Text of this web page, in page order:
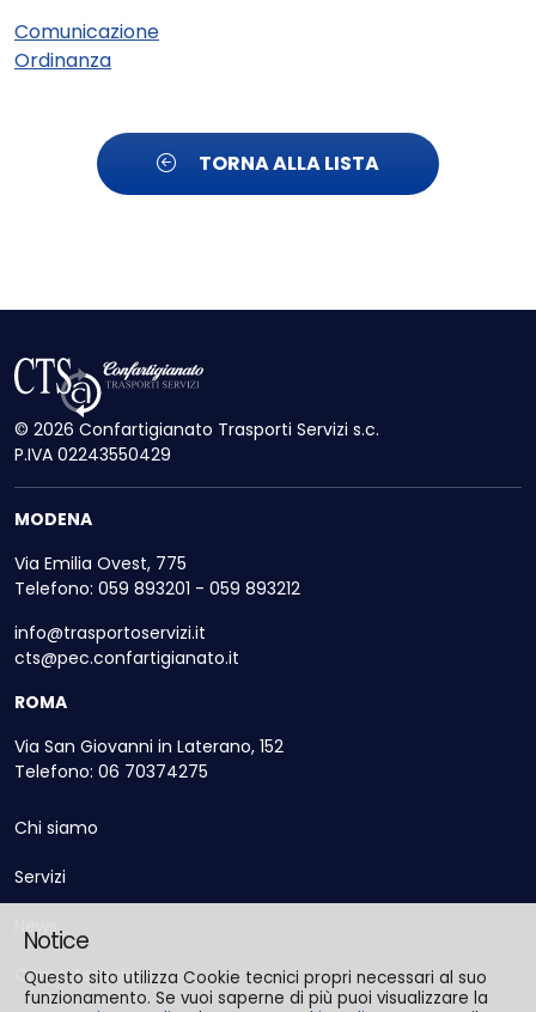
Comunicazione
Ordinanza
TORNA ALLA LISTA
© 2026 Confartigianato Trasporti Servizi s.c.
P.IVA 02243550429
MODENA
Via Emilia Ovest, 775
Telefono: 059 893201 - 059 893212
info@trasportoservizi.it
cts@pec.confartigianato.it
ROMA
Via San Giovanni in Laterano, 152
Telefono: 06 70374275
Chi siamo
Servizi
News
Come Associarsi
Notice
Questo sito utilizza Cookie tecnici propri necessari al suo
funzionamento. Se vuoi saperne di più puoi visualizzare la